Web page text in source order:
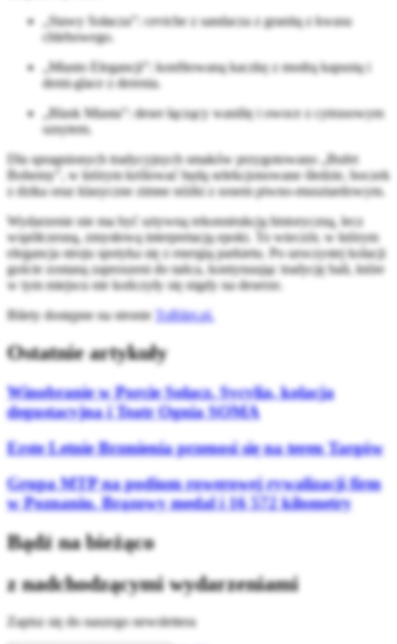
„Stawy Sołacza”: ceviche z sandacza z granitą z kwasu
chlebowego.
„Miasto Elegancji”: konfitowaną kaczkę z modrą kapustą i
demi-glace z derenia.
„Blask Miasta”: deser łączący wanilię i owoce z cytrusowym
sznytem.
Dla spragnionych tradycyjnych smaków przygotowano „Bufet
Bohemy”, w którym królować będą selekcjonowane śledzie, boczek
z dzika oraz klasyczne zimne nóżki z sosem piwno-musztardowym.
Wydarzenie nie ma być sztywną rekonstrukcją historyczną, lecz
współczesną, zmysłową interpretacją epoki. To wieczór, w którym
elegancja stroju spotyka się z energią parkietu. Po uroczystej kolacji
goście zostaną zaproszeni do tańca, kontynuując tradycję bali, które
w tym miejscu nie kończyły się nigdy na deserze.
Bilety dostępne na stronie ToBilet.pl.
Ostatnie artykuły
Winobranie w Porcie Sołacz. Sycylia, kolacja
degustacyjna i Teatr Ognia SOMA
Erste Letnie Brzmienia przenosi się na teren Targów
Grupa MTP na podium rowerowej rywalizacji firm
w Poznaniu. Brązowy medal i 16 572 kilometry
Bądź na bieżąco
z nadchodzącymi wydarzeniami
Zapisz się do naszego newslettera